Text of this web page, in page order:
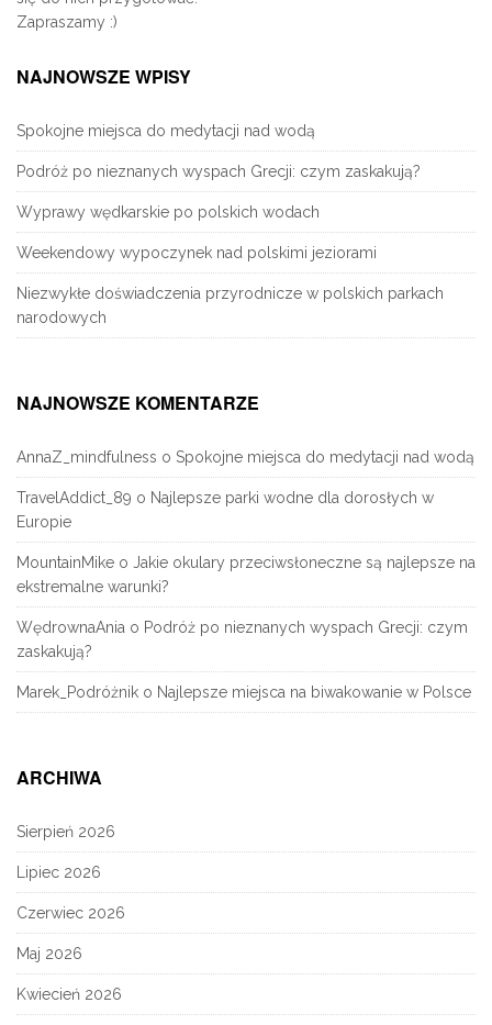
Zapraszamy :)
NAJNOWSZE WPISY
Spokojne miejsca do medytacji nad wodą
Podróż po nieznanych wyspach Grecji: czym zaskakują?
Wyprawy wędkarskie po polskich wodach
Weekendowy wypoczynek nad polskimi jeziorami
Niezwykłe doświadczenia przyrodnicze w polskich parkach
narodowych
NAJNOWSZE KOMENTARZE
AnnaZ_mindfulness o Spokojne miejsca do medytacji nad wodą
TravelAddict_89 o Najlepsze parki wodne dla dorosłych w
Europie
MountainMike o Jakie okulary przeciwsłoneczne są najlepsze na
ekstremalne warunki?
WędrownaAnia o Podróż po nieznanych wyspach Grecji: czym
zaskakują?
Marek_Podróżnik o Najlepsze miejsca na biwakowanie w Polsce
ARCHIWA
Sierpień 2026
Lipiec 2026
Czerwiec 2026
Maj 2026
Kwiecień 2026